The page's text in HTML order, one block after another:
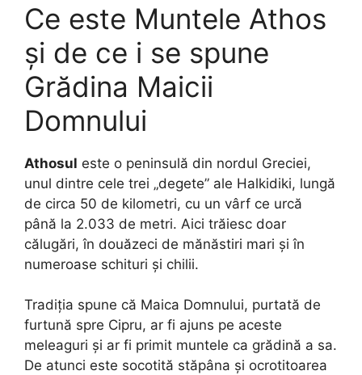
Ce este Muntele Athos
și de ce i se spune
Grădina Maicii
Domnului
Athosul este o peninsulă din nordul Greciei,
unul dintre cele trei „degete” ale Halkidiki, lungă
de circa 50 de kilometri, cu un vârf ce urcă
până la 2.033 de metri. Aici trăiesc doar
călugări, în douăzeci de mănăstiri mari și în
numeroase schituri și chilii.
Tradiția spune că Maica Domnului, purtată de
furtună spre Cipru, ar fi ajuns pe aceste
meleaguri și ar fi primit muntele ca grădină a sa.
De atunci este socotită stăpâna și ocrotitoarea